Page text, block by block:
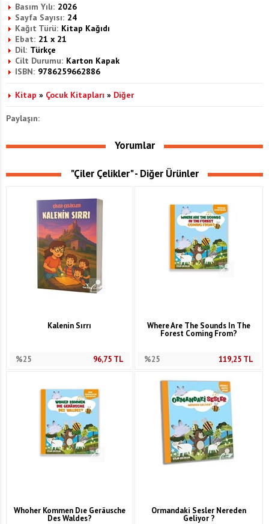
Basım Yılı: 2026
Sayfa Sayısı: 24
Kağıt Türü: Kitap Kağıdı
Ebat: 21 x 21
Dil: Türkçe
Cilt Durumu: Karton Kapak
ISBN: 9786259662886
Kitap » Çocuk Kitapları » Diğer
Paylaşın:
Yorumlar
"Çiler Çelikler" - Diğer Ürünler
Kalenin Sırrı
%25 96,75TL
Where Are The Sounds In The
Forest Coming From?
%25 119,25 TL
Whoher Kommen Dıe Geräusche
Des Waldes?
Ormandaki Sesler Nereden
Geliyor ?